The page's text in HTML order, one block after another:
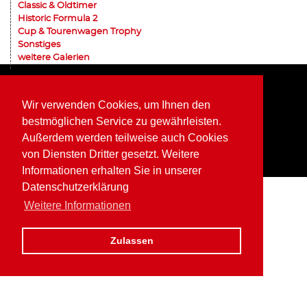
Wir verwenden Cookies, um Ihnen den
bestmöglichen Service zu gewährleisten.
Außerdem werden teilweise auch Cookies
von Diensten Dritter gesetzt. Weitere
Informationen erhalten Sie in unserer
Datenschutzerklärung
Weitere Informationen
Zulassen
Classic & Oldtimer
Historic Formula 2
Cup & Tourenwagen Trophy
Sonstiges
weitere Galerien